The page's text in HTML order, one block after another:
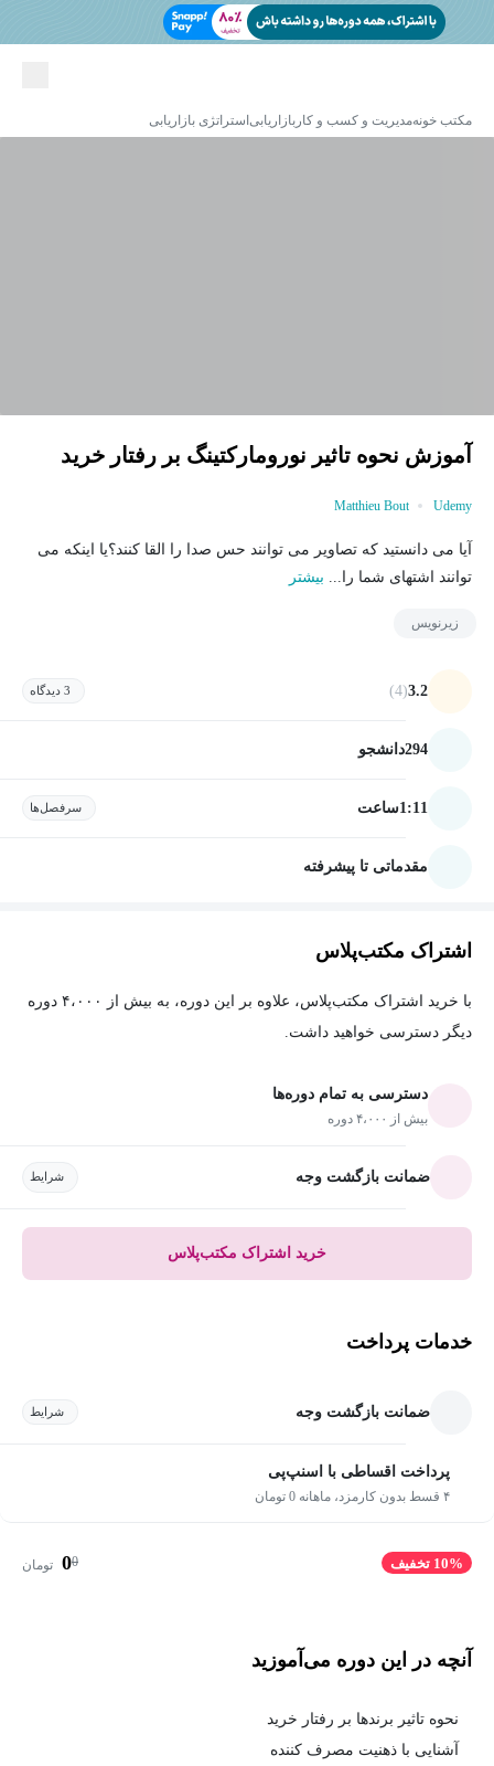
مکتب خونهمدیریت و کسب و کار بازاریابی استراتژی بازاریابی
آموزش نحوه تاثیر نورومارکتینگ بر رفتار خرید
Udemy
Matthieu Bout
آیا می دانستید که تصاویر می توانند حس صدا را القا کنند؟یا اینکه می
توانند اشتهای شما را... بیشتر
زیرنویس
3.2
(4) 3 دیدگاه
294دانشجو
1:11ساعت سرفصل‌ها
مقدماتی تا پیشرفته
اشتراک مکتب‌پلاس
با خرید اشتراک مکتب‌پلاس، علاوه بر این دوره، به بیش از ۴،۰۰۰ دوره
دیگر دسترسی خواهید داشت.
دسترسی به تمام دوره‌ها
بیش از ۴،۰۰۰ دوره
ضمانت بازگشت وجه شرایط
خرید اشتراک مکتب‌پلاس
خدمات پرداخت
ضمانت بازگشت وجه شرایط
پرداخت اقساطی با اسنپ‌پی
۴ قسط بدون کارمزد، ماهانه 0 تومان
10% تخفیف 0
0 تومان
آنچه در این دوره می‌آموزید
نحوه تاثیر برندها بر رفتار خرید
آشنایی با ذهنیت مصرف کننده